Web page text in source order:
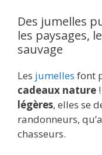
Des jumelles
les paysages,
sauvage
Les jumelles font
cadeaux nature !
légères, elles se
randonneurs,
chasseurs.